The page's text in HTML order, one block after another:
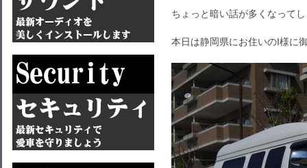
ちょっと暗い話が多くなって
本日は静岡県にお住いのI様に